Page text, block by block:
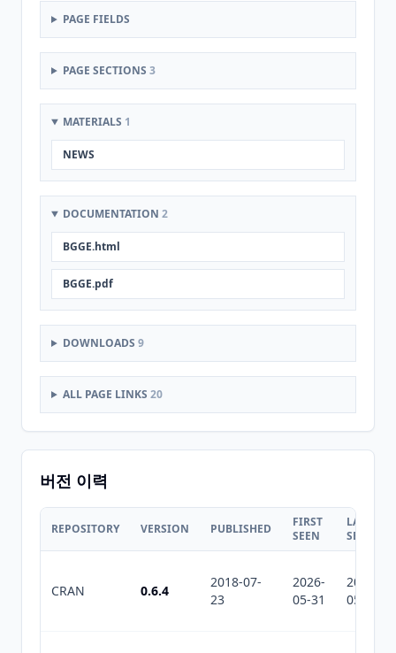
PAGE FIELDS
PAGE SECTIONS 3
MATERIALS 1
NEWS
DOCUMENTATION 2
BGGE.html
BGGE.pdf
DOWNLOADS 9
ALL PAGE LINKS 20
버전 이력
REPOSITORY VERSION PUBLISHED
FIRST
SEEN
LAST
SEEN
CRAN 0.6.4
2018-07-
23
2026-
05-31
2026-
05-31